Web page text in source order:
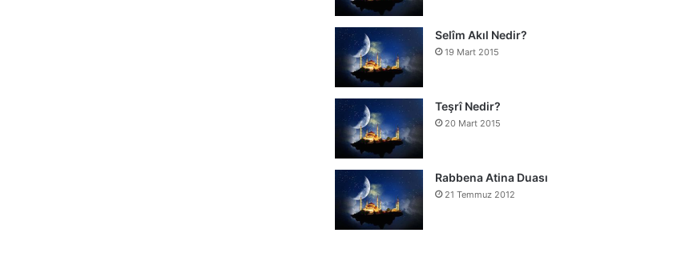
Selîm Akıl Nedir?
19 Mart 2015
Teşrî Nedir?
20 Mart 2015
Rabbena Atina Duası
21 Temmuz 2012